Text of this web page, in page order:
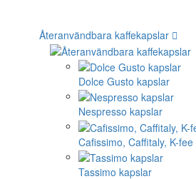
Återanvändbara kaffekapslar
Dolce Gusto kapslar
Nespresso kapslar
Cafissimo, Caffitaly, K-
Tassimo kapslar